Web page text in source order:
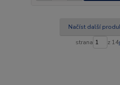
Načíst další
strana z 14